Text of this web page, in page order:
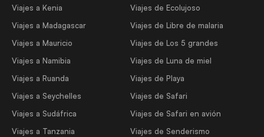
Viajes a Kenia
Viajes a Madagascar
Viajes a Mauricio
Viajes a Namibia
Viajes a Ruanda
Viajes a Seychelles
Viajes a Sudáfrica
Viajes a Tanzania
Viajes de Ecolujoso
Viajes de Libre de malaria
Viajes de Los 5 grandes
Viajes de Luna de miel
Viajes de Playa
Viajes de Safari
Viajes de Safari en avión
Viajes de Senderismo